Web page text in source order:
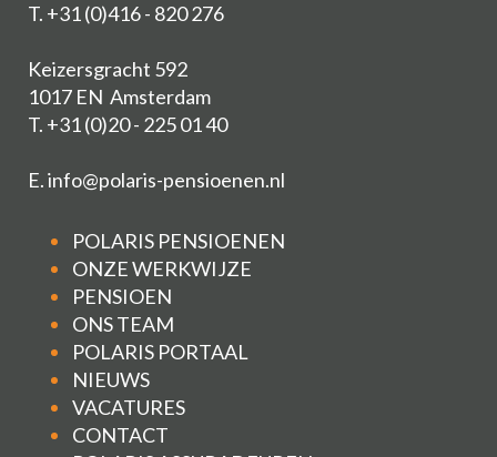
T. +31 (0)416 - 820 276
Keizersgracht 592
1017 EN Amsterdam
T. +31 (0)20 - 225 01 40
E.info@polaris-pensioenen.nl
POLARIS PENSIOENEN
ONZE WERKWIJZE
PENSIOEN
ONS TEAM
POLARIS PORTAAL
NIEUWS
VACATURES
CONTACT